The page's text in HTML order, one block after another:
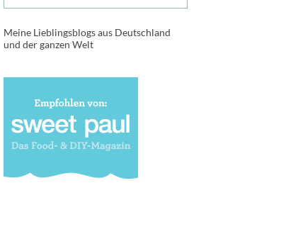
Meine Lieblingsblogs aus Deutschland
und der ganzen Welt